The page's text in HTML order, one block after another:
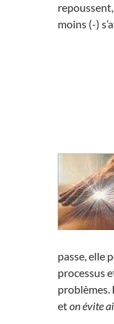
moins (-)
passe, elle
processus
problèmes.
eton évite